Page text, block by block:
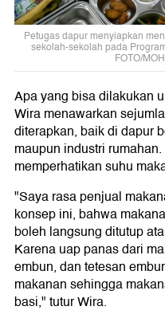
Petugas dapur menyiapkan
sekolah-sekolah pada
FOTO/
Apa yang bisa dilakukan
Wira menawarkan
diterapkan, baik di dapur
maupun industri
memperhatikan suhu
"Saya rasa penjual
konsep ini, bahwa
boleh langsung ditutup
Karena uap panas dari
embun, dan tetesan
makanan sehingga
basi," tutur Wira.